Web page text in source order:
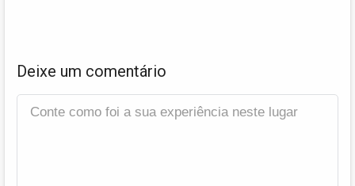
Deixe um comentário